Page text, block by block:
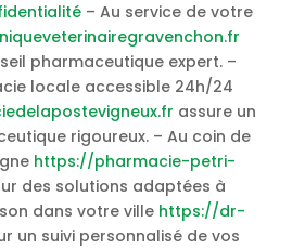
– Au service de votre
pharmaceutique expert. –
locale accessible 24h/24
assure un
rigoureux. – Au coin de
https://pharmacie-petri-
des solutions adaptées à
dans votre ville https://dr-
un suivi personnalisé de vos